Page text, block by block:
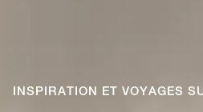
INSPIRATION ET VOYAGES